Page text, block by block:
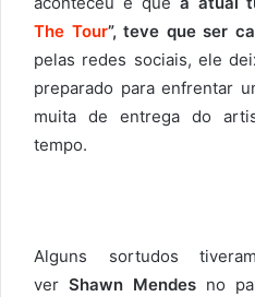
The Tour”, teve que ser
pelas redes sociais, ele
preparado para enfrentar
muita de entrega do
tempo.
Alguns sortudos
verShawn Mendes no